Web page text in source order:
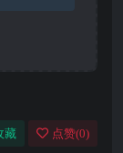
藏 点赞(0)